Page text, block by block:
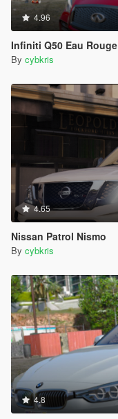
4.96
Infiniti Q50 Eau Rouge
By cybkris
4.65
Nissan Patrol Nismo
By cybkris
4.8